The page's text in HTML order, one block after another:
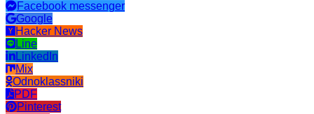
Facebook messenger
Google
Hacker News
Line
LinkedIn
Mix
Odnoklassniki
PDF
Pinterest